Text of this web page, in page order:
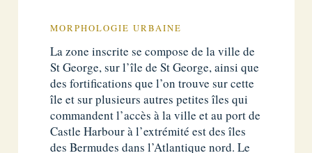
MORPHOLOGIE URBAINE
La zone inscrite se compose de la ville de
St George, sur l’île de St George, ainsi que
des fortifications que l’on trouve sur cette
île et sur plusieurs autres petites îles qui
commandent l’accès à la ville et au port de
Castle Harbour à l’extrémité est des îles
des Bermudes dans l’Atlantique nord. Le